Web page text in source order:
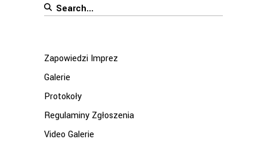
Search
Zapowiedzi Imprez
Galerie
Protokoły
Regulaminy Zgłoszenia
Video Galerie